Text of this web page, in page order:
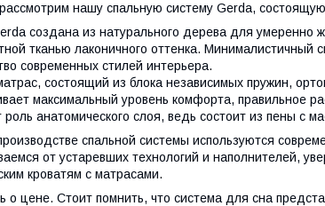
нашу спальную систему Gerda,
создана из натурального дерева для умеренно
тканью лаконичного оттенка. Минималистичный
современных стилей интерьера.
состоящий из блока независимых пружин,
максимальный уровень комфорта, правильное
роль анатомического слоя, ведь состоит из пены с
спальной системы используются
от устаревших технологий и наполнителей,
кроватям с матрасами.
о цене. Стоит помнить, что система для сна